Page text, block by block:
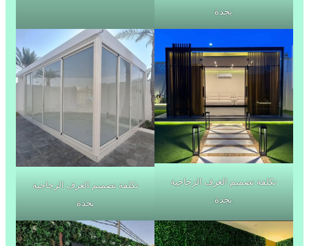
بجدة
تكلفة تصميم الغرف الزجاجية
بجدة
تكلفة تصميم الغرف الزجاجية
بجدة